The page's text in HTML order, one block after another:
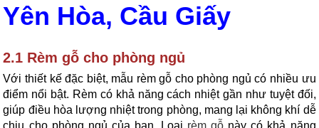
Yên Hòa, Cầu Giấy
2.1 Rèm gỗ cho phòng ngủ
Với thiết kế đặc biệt, mẫu rèm gỗ cho phòng ngủ có nhiều ưu
điểm nổi bật. Rèm có khả năng cách nhiệt gần như tuyệt đối,
giúp điều hòa lượng nhiệt trong phòng, mang lại không khí dễ